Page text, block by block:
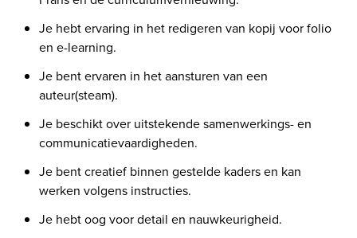
Je hebt ervaring in het redigeren van kopij voor folio
en e-learning.
Je bent ervaren in het aansturen van een
auteur(steam).
Je beschikt over uitstekende samenwerkings- en
communicatievaardigheden.
Je bent creatief binnen gestelde kaders en kan
werken volgens instructies.
Je hebt oog voor detail en nauwkeurigheid.